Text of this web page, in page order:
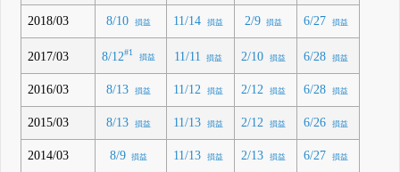
2018/03 8/10 損益 11/14 損益 2/9 損益 6/27 損益
2017/03 8/12#1
損益 11/11 損益 2/10 損益 6/28 損益
2016/03 8/13 損益 11/12 損益 2/12 損益 6/28 損益
2015/03 8/13 損益 11/13 損益 2/12 損益 6/26 損益
2014/03 8/9 損益 11/13 損益 2/13 損益 6/27 損益